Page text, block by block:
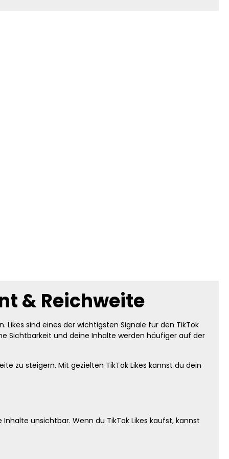
& Reichweite
sind eines der wichtigsten Signale für den TikTok
Sichtbarkeit und deine Inhalte werden häufiger auf der
zu steigern. Mit gezielten TikTok Likes kannst du dein
unsichtbar. Wenn du TikTok Likes kaufst, kannst